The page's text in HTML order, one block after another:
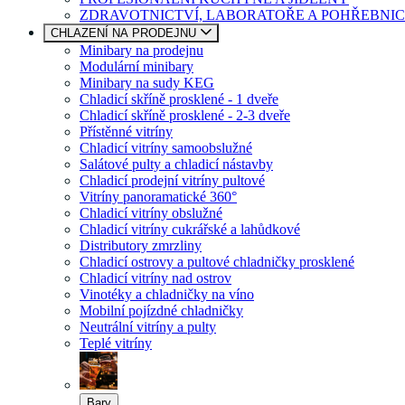
ZDRAVOTNICTVÍ, LABORATOŘE A
CHLAZENÍ NA PRODEJNU
Minibary na prodejnu
Modulární minibary
Minibary na sudy KEG
Chladicí skříně prosklené - 1 dveře
Chladicí skříně prosklené - 2-3 dveře
Přístěnné vitríny
Chladicí vitríny samoobslužné
Salátové pulty a chladicí nástavby
Chladicí prodejní vitríny pultové
Vitríny panoramatické 360°
Chladicí vitríny obslužné
Chladicí vitríny cukrářské a lahůdkové
Distributory zmrzliny
Chladicí ostrovy a pultové chladničky prosklené
Chladicí vitríny nad ostrov
Vinotéky a chladničky na víno
Mobilní pojízdné chladničky
Neutrální vitríny a pulty
Teplé vitríny